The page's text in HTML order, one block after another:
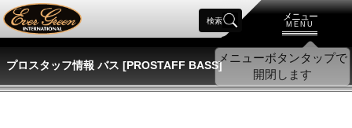
メニュー
MENU
検索
プロスタッフ情報 バス [PROSTAFF BASS]